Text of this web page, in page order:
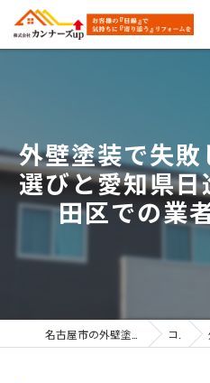
外壁塗装で失
選びと愛知県
田区での業
コラム